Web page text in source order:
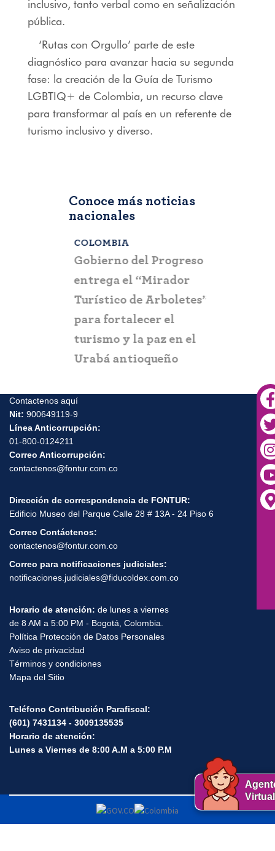
inclusivo, tanto verbal como en señalización
pública.
‘Rutas con Orgullo’ parte de este
diagnóstico para avanzar hacia su segunda
fase: la creación de la Guía de Turismo
LGBTIQ+ de Colombia, un recurso clave
para transformar al país en un referente de
turismo inclusivo y diverso.
Conoce más noticias
nacionales
COLOMBIA
Gobierno del Progreso
entrega el “Mirador
Turístico de Arboletes”
para fortalecer el
turismo y la paz en el
Urabá antioqueño
Contactenos aquí
Nit: 900649119-9
Línea Anticorrupción:
01-800-0124211
Correo Anticorrupción:
contactenos@fontur.com.co
Dirección de correspondencia de FONTUR:
Edificio Museo del Parque Calle 28 # 13A - 24 Piso 6
Correo Contáctenos:
contactenos@fontur.com.co
Correo para notificaciones judiciales:
notificaciones.judiciales@fiducoldex.com.co
Horario de atención: de lunes a viernes
de 8 AM a 5:00 PM - Bogotá, Colombia.
Política Protección de Datos Personales
Aviso de privacidad
Términos y condiciones
Mapa del Sitio
Teléfono Contribución Parafiscal:
(601) 7431134 - 3009135535
Horario de atención:
Lunes a Viernes de 8:00 A.M a 5:00 P.M
Virtual